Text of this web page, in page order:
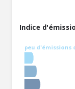
Indice
peu d'émissions